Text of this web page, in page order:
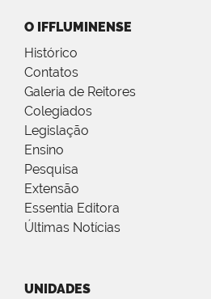
O IFFLUMINENSE
Histórico
Contatos
Galeria de Reitores
Colegiados
Legislação
Ensino
Pesquisa
Extensão
Essentia Editora
Últimas Notícias
UNIDADES